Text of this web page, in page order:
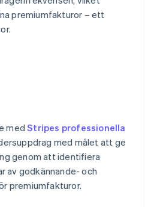
premiumfakturor – ett
medStripes professionella
med målet att ge
genom att identifiera
av godkännande- och
premiumfakturor.